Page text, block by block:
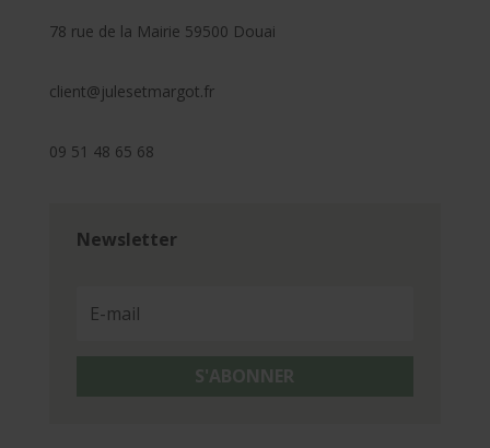
78 rue de la Mairie 59500 Douai
client@julesetmargot.fr
09 51 48 65 68
Newsletter
S'ABONNER